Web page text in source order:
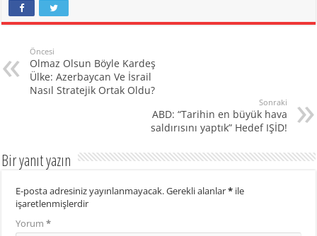
Öncesi
Olmaz Olsun Böyle Kardeş
Ülke: Azerbaycan Ve İsrail
Nasıl Stratejik Ortak Oldu?
Sonraki
ABD: “Tarihin en büyük hava
saldırısını yaptık” Hedef IŞİD!
Bir yanıt yazın
E-posta adresiniz yayınlanmayacak.Gerekli alanlar* ile
işaretlenmişlerdir
Yorum*